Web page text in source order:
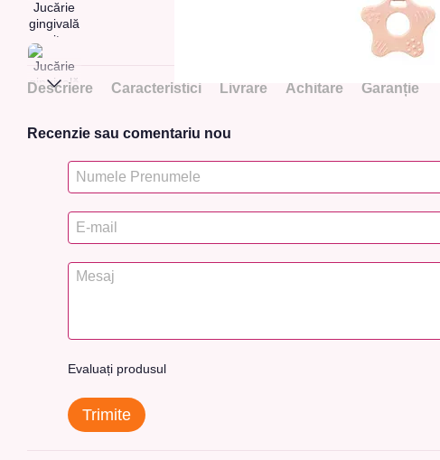
Descriere Caracteristici Livrare Achitare Garanție
Recenzie sau comentariu nou
Evaluați produsul
Trimite